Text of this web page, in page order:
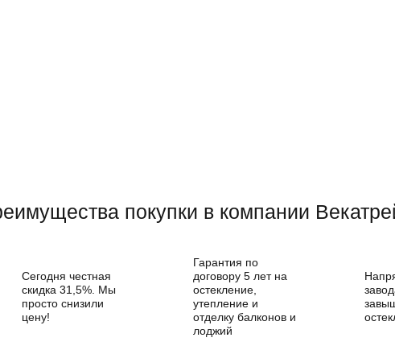
покупки в компании
Сегодня честная
скидка 31,5%. Мы
просто снизили
цену!
Гарантия по
договору 5 лет на
остекление,
утепление и
отделку балконов и
лоджий